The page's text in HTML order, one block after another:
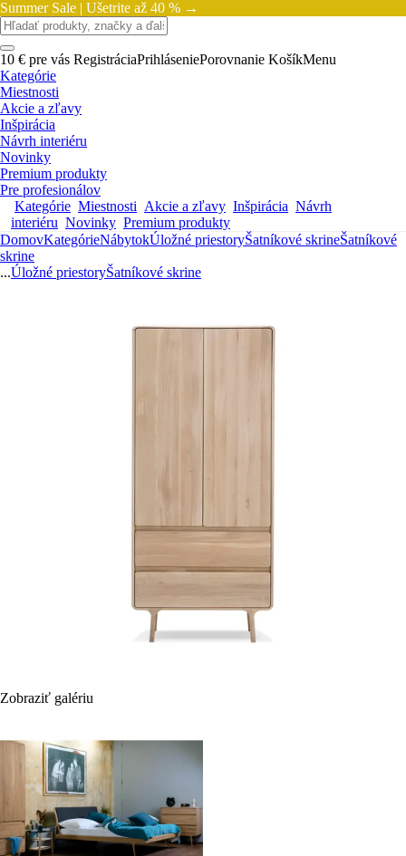
Summer Sale | Ušetrite až 40 % →
10 € pre vás RegistráciaPrihláseniePorovnanie KošíkMenu
Kategórie
Miestnosti
Akcie a zľavy
Inšpirácia
Návrh interiéru
Novinky
Premium produkty
Pre profesionálov
Kategórie Miestnosti Akcie a zľavy Inšpirácia Návrh
interiéru Novinky Premium produkty
DomovKategórieNábytokÚložné priestoryŠatníkové skrineŠatníkové
skrine
...Úložné priestoryŠatníkové skrine
Zobraziť galériu